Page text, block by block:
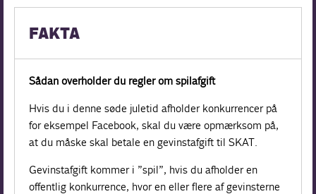
FAKTA
Sådan overholder du regler om spilafgift
Hvis du i denne søde juletid afholder konkurrencer på
for eksempel Facebook, skal du være opmærksom på,
at du måske skal betale en gevinstafgift til SKAT.
Gevinstafgift kommer i ”spil”, hvis du afholder en
offentlig konkurrence, hvor en eller flere af gevinsterne